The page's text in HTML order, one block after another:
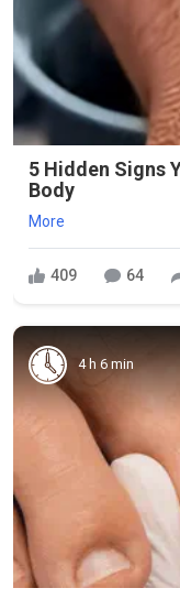
5 Hidden Signs
Body
More
409 64
4 h 6 min